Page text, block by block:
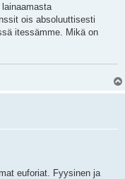
ois absoluuttisesti
itessämme. Mikä on
euforiat. Fyysinen ja